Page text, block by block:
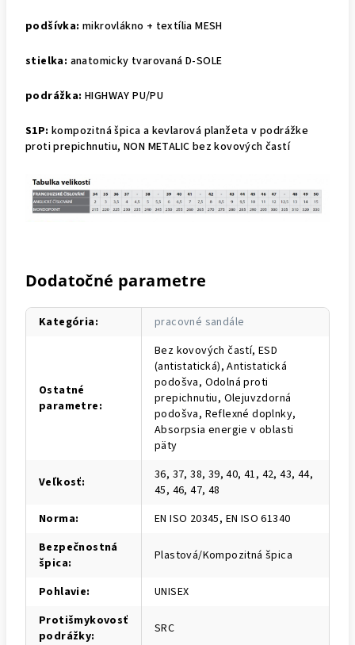
podšívka: mikrovlákno + textília MESH
stielka: anatomicky tvarovaná D-SOLE
podrážka: HIGHWAY PU/PU
S1P: kompozitná špica a kevlarová planžeta v podrážke
proti prepichnutiu, NON METALIC bez kovových častí
Dodatočné parametre
Kategória: pracovné sandále
Ostatné
parametre:
Bez kovových častí, ESD
(antistatická), Antistatická
podošva, Odolná proti
prepichnutiu, Olejuvzdorná
podošva, Reflexné doplnky,
Absorpsia energie v oblasti
päty
Veľkosť:
36, 37, 38, 39, 40, 41, 42, 43, 44,
45, 46, 47, 48
Norma:
EN ISO 20345, EN ISO 61340
Bezpečnostná
špica: Plastová/Kompozitná špica
Pohlavie:
UNISEX
Protišmykovosť
podrážky: SRC